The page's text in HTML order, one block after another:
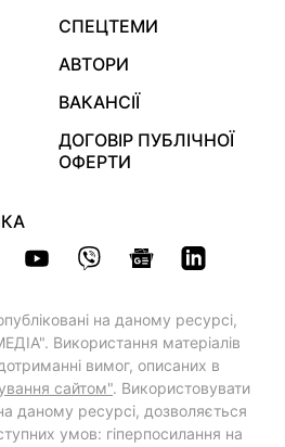
СПЕЦТЕМИ
АВТОРИ
ВАКАНСІЇ
ДОГОВІР ПУБЛІЧНОЇ
ОФЕРТИ
на даному ресурсі,
Використання матеріалів
вимог, описаних в
сайтом". Використовувати
даному ресурсі, дозволяється
умов: гіперпосилання на